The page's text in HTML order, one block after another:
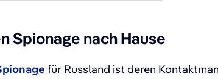
Spionage nach Hause
für Russland ist deren